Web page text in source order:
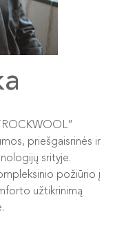
priešgaisrinės ir
srityje.
požiūrio į
užtikrinimą